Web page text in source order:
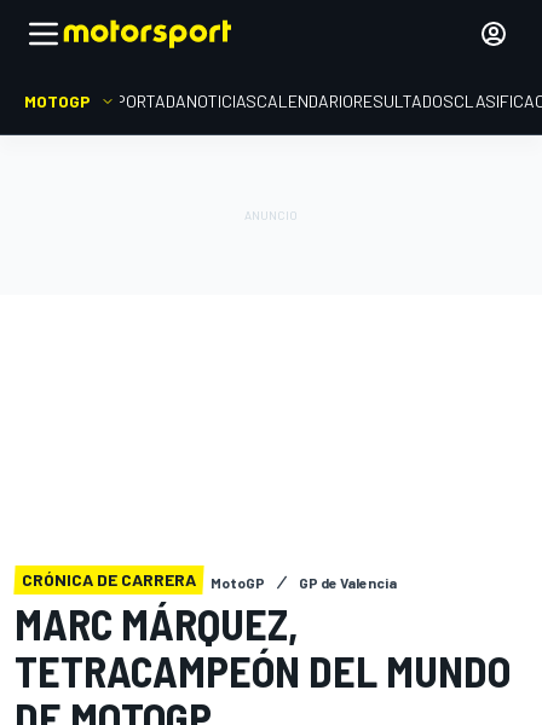
MOTOGP PORTADANOTICIASCALENDARIORESULTADOS
CRÓNICA DE CARRERA MotoGP GP de Valencia
MARC MÁRQUEZ,
TETRACAMPEÓN DEL MUNDO